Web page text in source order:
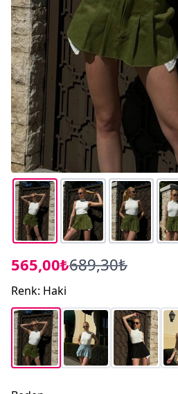
565,00₺689,30₺
Renk: Haki